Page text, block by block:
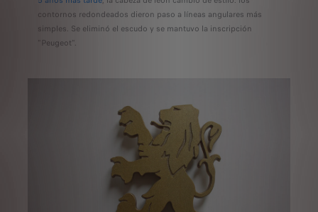
contornos redondeados dieron paso a líneas angulares más
simples. Se eliminó el escudo y se mantuvo la inscripción
"Peugeot".